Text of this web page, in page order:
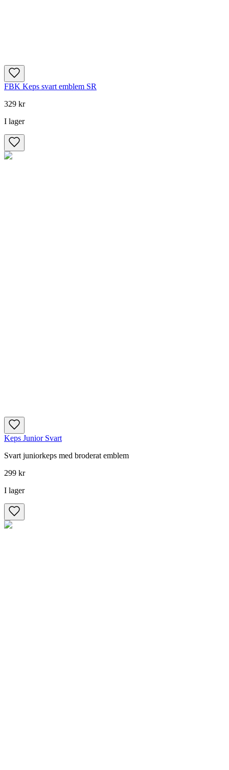
FBK Keps svart emblem SR
329 kr
I lager
Keps Junior Svart
Svart juniorkeps med broderat emblem
299 kr
I lager